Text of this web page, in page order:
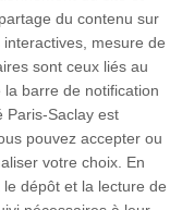
du contenu sur
mesure de
sont ceux liés au
barre de notification
Paris-Saclay est
pouvez accepter ou
votre choix. En
dépôt et la lecture de